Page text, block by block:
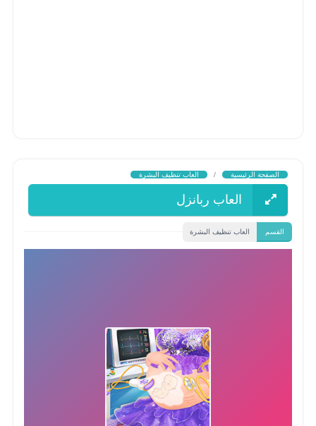
الصفحة الرئيسية / العاب تنظيف البشرة
العاب ربانزل
القسم العاب تنظيف البشرة